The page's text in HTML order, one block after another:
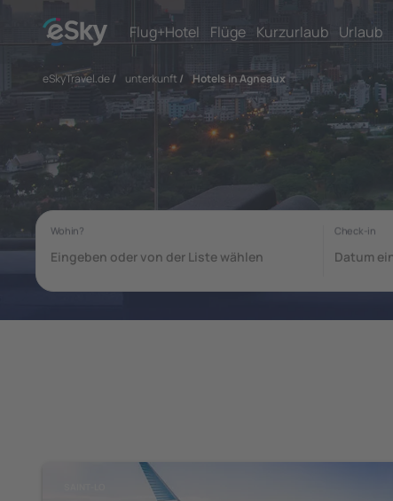
Flug+Hotel Flüge Kurzurlaub Urlaub
eSkyTravel.de/ unterkunft / Hotels in Agneaux